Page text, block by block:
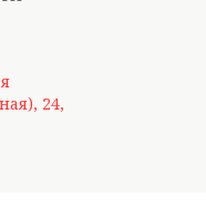
24,